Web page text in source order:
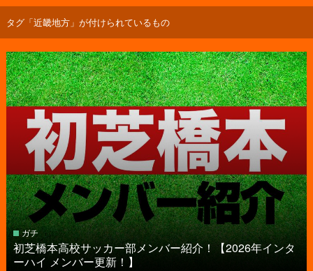
タグ「近畿地方」が付けられているもの
ガチ
初芝橋本高校サッカー部メンバー紹介！【2026年インタ
ーハイ メンバー更新！】